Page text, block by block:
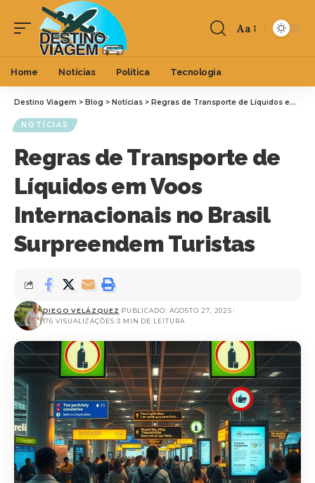
Aa
Home Notícias Política Tecnologia
Destino Viagem > Blog > Notícias > Regras de Transporte de Líquidos em Voos Internacionais no Brasil Surpreendem Turistas
NOTÍCIAS
Regras de Transporte de
Líquidos em Voos
Internacionais no Brasil
Surpreendem Turistas
DIEGO VELÁZQUEZ PUBLICADO: AGOSTO 27, 2025
176 VISUALIZAÇÕES 3 MIN DE LEITURA